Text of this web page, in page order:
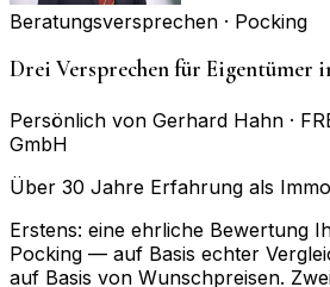
Beratungsversprechen · Pocking
Drei Versprechen für Eigentümer
Persönlich von Gerhard Hahn ·
GmbH
Über 30 Jahre Erfahrung als
Erstens: eine ehrliche Bewertung
Pocking — auf Basis echter
auf Basis von Wunschpreisen.